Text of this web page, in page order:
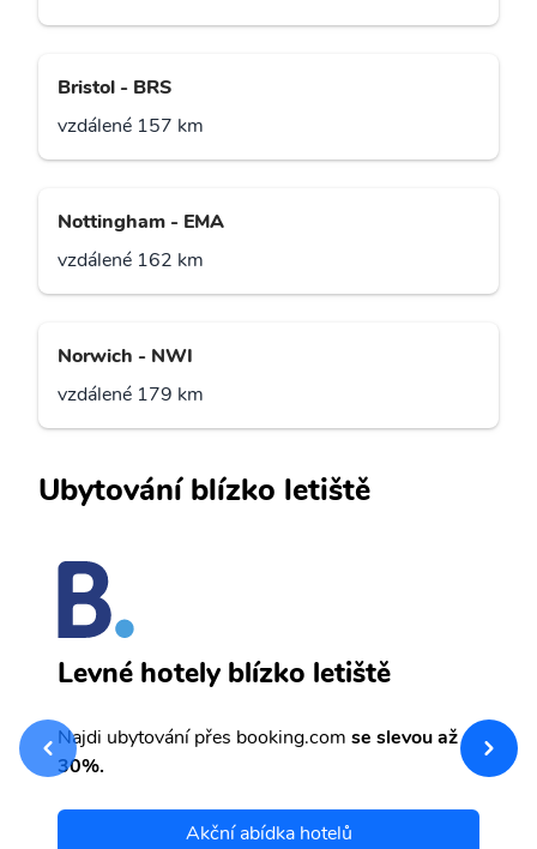
Bristol - BRS
vzdálené 157 km
Nottingham - EMA
vzdálené 162 km
Norwich - NWI
vzdálené 179 km
Ubytování blízko letiště
Levné hotely blízko letiště
Najdi ubytování přes booking.com se slevou až
30%.
Akční abídka hotelů